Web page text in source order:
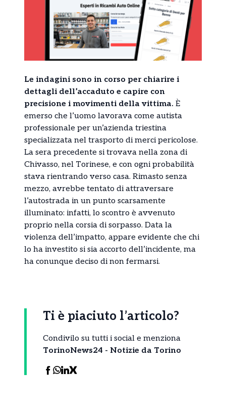
Le indagini sono in corso per chiarire i
dettagli dell’accaduto e capire con
precisione i movimenti della vittima. È
emerso che l’uomo lavorava come autista
professionale per un’azienda triestina
specializzata nel trasporto di merci pericolose.
La sera precedente si trovava nella zona di
Chivasso, nel Torinese, e con ogni probabilità
stava rientrando verso casa. Rimasto senza
mezzo, avrebbe tentato di attraversare
l’autostrada in un punto scarsamente
illuminato: infatti, lo scontro è avvenuto
proprio nella corsia di sorpasso. Data la
violenza dell’impatto, appare evidente che chi
lo ha investito si sia accorto dell’incidente, ma
ha conunque deciso di non fermarsi.
Ti è piaciuto l’articolo?
Condivilo su tutti i social e menziona
TorinoNews24 - Notizie da Torino